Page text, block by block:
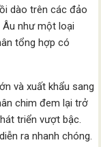
dào trên các đảo
Âu như một loại
tổng hợp có
và xuất khẩu sang
chim đem lại trở
triển vượt bậc.
ra nhanh chóng.